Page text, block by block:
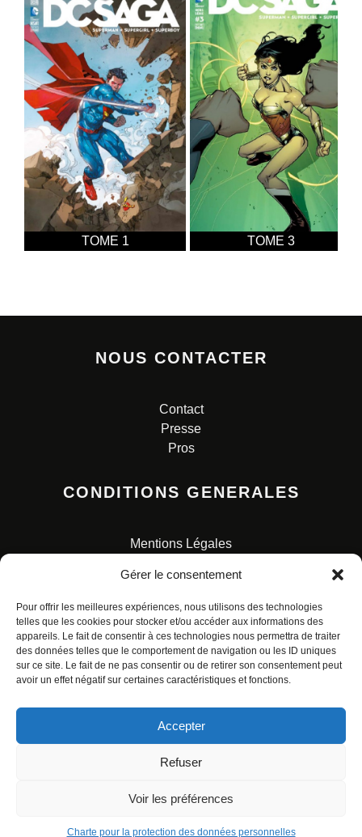
Gérer le consentement
Pour offrir les meilleures expériences, nous utilisons des technologies
telles que les cookies pour stocker et/ou accéder aux informations des
appareils. Le fait de consentir à ces technologies nous permettra de traiter
des données telles que le comportement de navigation ou les ID uniques
sur ce site. Le fait de ne pas consentir ou de retirer son consentement peut
avoir un effet négatif sur certaines caractéristiques et fonctions.
Accepter
Refuser
Voir les préférences
Charte pour la protection des données personnelles
TOME 1 TOME 3
NOUS CONTACTER
Contact
Presse
Pros
CONDITIONS GENERALES
Mentions Légales
Charte pour la protection des données personnelles
© ALL RIGHTS RESERVED. URBAN COMICS POUR LES